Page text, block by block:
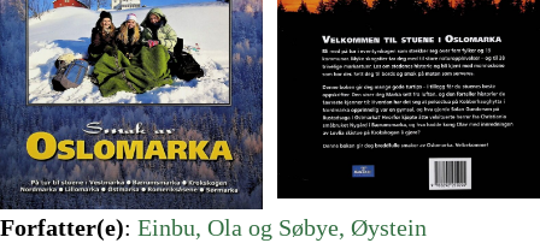
Forfatter(e): Einbu, Ola og Søbye, Øystein